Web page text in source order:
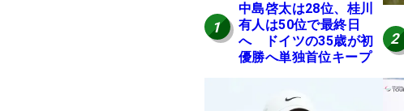
1
中島啓太は28位、桂川
有人は50位で最終日
へ ドイツの35歳が初
優勝へ単独首位キープ
2